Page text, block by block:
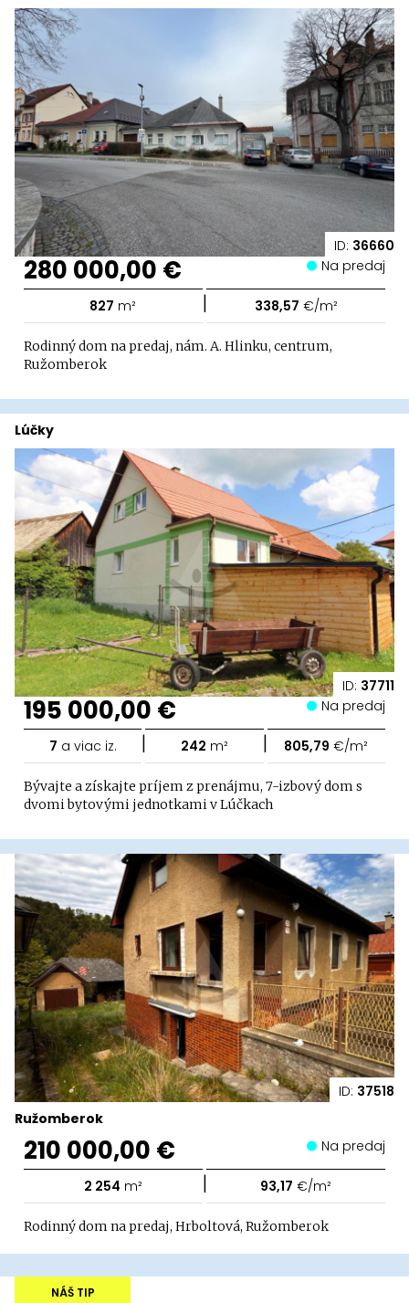
ID: 36660
280 000,00 € Na predaj
827 m² | 338,57 €/m²
Rodinný dom na predaj, nám. A. Hlinku, centrum,
Ružomberok
ID: 37711
Lúčky
195 000,00 € Na predaj
7 a viac iz. | 242 m² | 805,79 €/m²
Bývajte a získajte príjem z prenájmu, 7-izbový dom s
dvomi bytovými jednotkami v Lúčkach
ID: 37518
Ružomberok
210 000,00 € Na predaj
2 254 m² | 93,17 €/m²
Rodinný dom na predaj, Hrboltová, Ružomberok
NÁŠ TIP